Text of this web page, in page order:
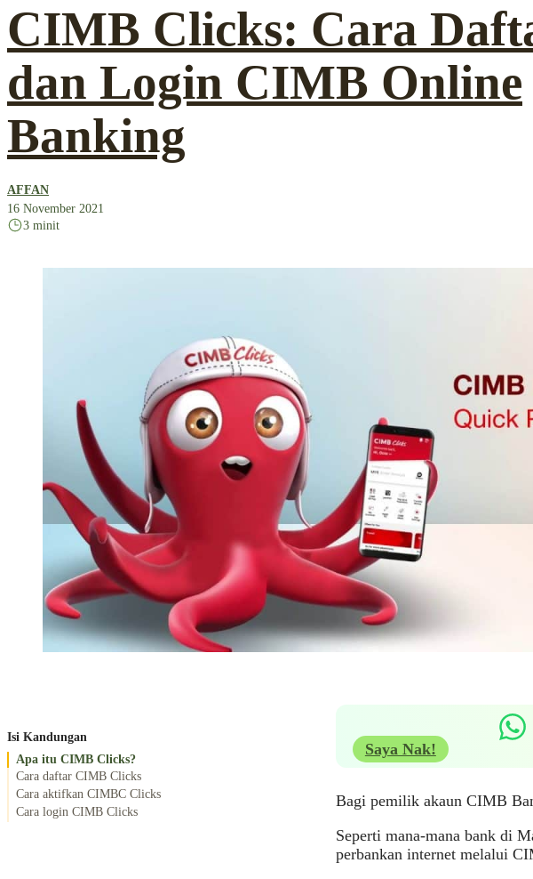
CIMB Clicks: Cara
dan Login CIMB Online
Banking
AFFAN
16 November 2021
3 minit
Isi Kandungan
Apa itu CIMB Clicks?
Cara daftar CIMB Clicks
Cara aktifkan CIMBC Clicks
Cara login CIMB Clicks
Saya Nak!
Bagi pemilik akaun CIMB
Seperti mana-mana bank di
perbankan internet melalui